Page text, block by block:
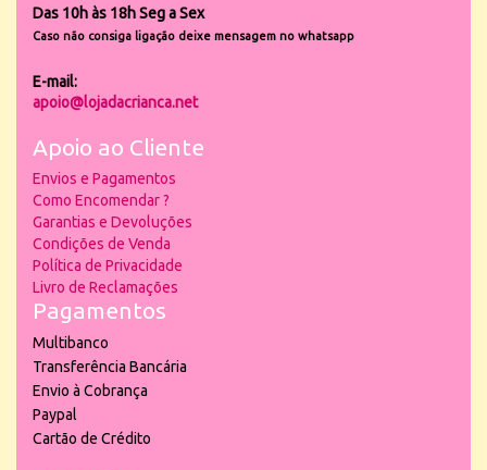
Das 10h às 18h Seg a Sex
Caso não consiga ligação deixe mensagem no whatsapp
E-mail:
apoio@lojadacrianca.net
Apoio ao Cliente
Envios e Pagamentos
Como Encomendar ?
Garantias e Devoluções
Condições de Venda
Política de Privacidade
Livro de Reclamações
Pagamentos
Multibanco
Transferência Bancária
Envio à Cobrança
Paypal
Cartão de Crédito